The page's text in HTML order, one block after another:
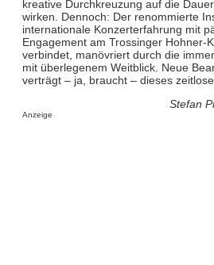
kreative Durchkreuzung auf die
wirken. Dennoch: Der renommierte
internationale Konzerterfahrung mit
Engagement am Trossinger Hohner-
verbindet, manövriert durch die
mit überlegenem Weitblick. Neue
verträgt – ja, braucht – dieses
Stefan
Anzeige